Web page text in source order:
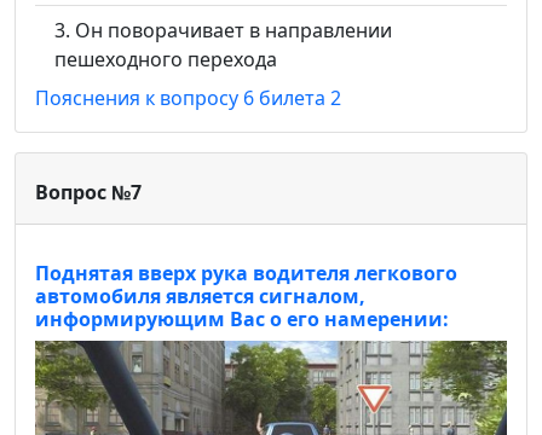
Он поворачивает в направлении
пешеходного перехода
Пояснения к вопросу 6 билета 2
Вопрос №7
Поднятая вверх рука водителя легкового
автомобиля является сигналом,
информирующим Вас о его намерении: